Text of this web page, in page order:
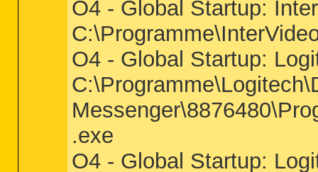
O4 - Global Startup:
O4 - Global Startup:
.exe
O4 - Global Startup: